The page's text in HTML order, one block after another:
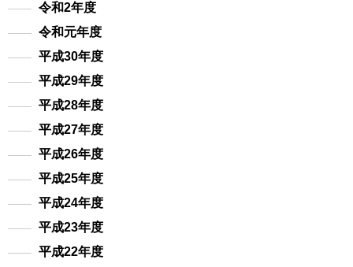
令和2年度
令和元年度
平成30年度
平成29年度
平成28年度
平成27年度
平成26年度
平成25年度
平成24年度
平成23年度
平成22年度